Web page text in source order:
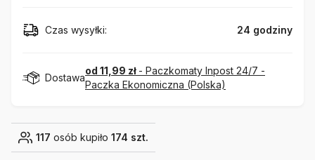
Czas wysyłki: 24 godziny
Dostawa
od 11,99 zł - Paczkomaty Inpost 24/7 -
Paczka Ekonomiczna (Polska)
117 osób kupiło 174 szt.